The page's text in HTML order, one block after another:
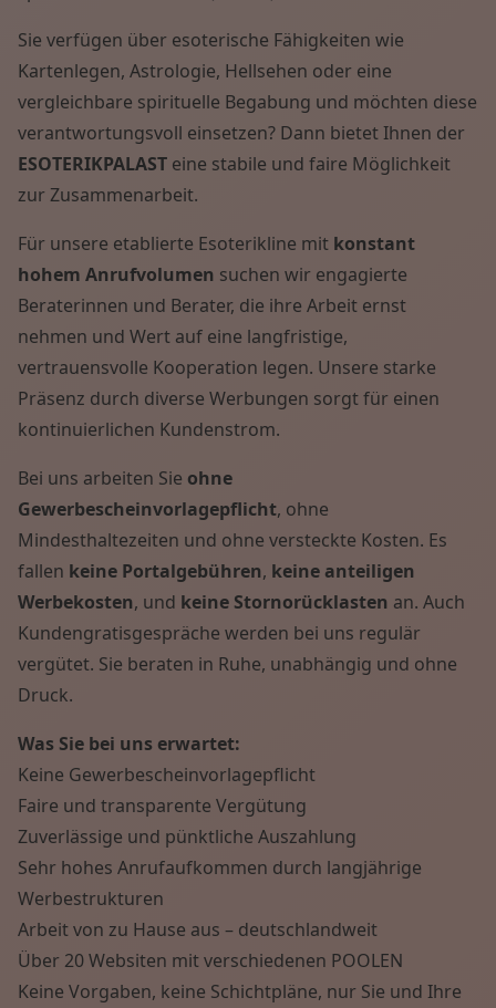
Sie verfügen über esoterische Fähigkeiten wie
Kartenlegen, Astrologie, Hellsehen oder eine
vergleichbare spirituelle Begabung und möchten diese
verantwortungsvoll einsetzen? Dann bietet Ihnen der
ESOTERIKPALAST eine stabile und faire Möglichkeit
zur Zusammenarbeit.
Für unsere etablierte Esoterikline mit konstant
hohem Anrufvolumen suchen wir engagierte
Beraterinnen und Berater, die ihre Arbeit ernst
nehmen und Wert auf eine langfristige,
vertrauensvolle Kooperation legen. Unsere starke
Präsenz durch diverse Werbungen sorgt für einen
kontinuierlichen Kundenstrom.
Bei uns arbeiten Sie ohne
Gewerbescheinvorlagepflicht, ohne
Mindesthaltezeiten und ohne versteckte Kosten. Es
fallen keine Portalgebühren, keine anteiligen
Werbekosten, und keine Stornorücklasten an. Auch
Kundengratisgespräche werden bei uns regulär
vergütet. Sie beraten in Ruhe, unabhängig und ohne
Druck.
Was Sie bei uns erwartet:
Keine Gewerbescheinvorlagepflicht
Faire und transparente Vergütung
Zuverlässige und pünktliche Auszahlung
Sehr hohes Anrufaufkommen durch langjährige
Werbestrukturen
Arbeit von zu Hause aus – deutschlandweit
Über 20 Websiten mit verschiedenen POOLEN
Keine Vorgaben, keine Schichtpläne, nur Sie und Ihre